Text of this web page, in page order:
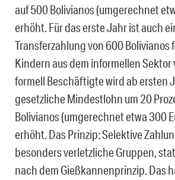
auf 500 Bolivianos (umgerechnet
erhöht. Für das erste Jahr ist auch
Transferzahlung von 600 Bolivianos
Kindern aus dem informellen Sektor
formell Beschäftigte wird ab ersten
gesetzliche Mindestlohn um 20
Bolivianos (umgerechnet etwa 300
erhöht. Das Prinzip: Selektive
besonders verletzliche Gruppen,
nach dem Gießkannenprinzip. Das